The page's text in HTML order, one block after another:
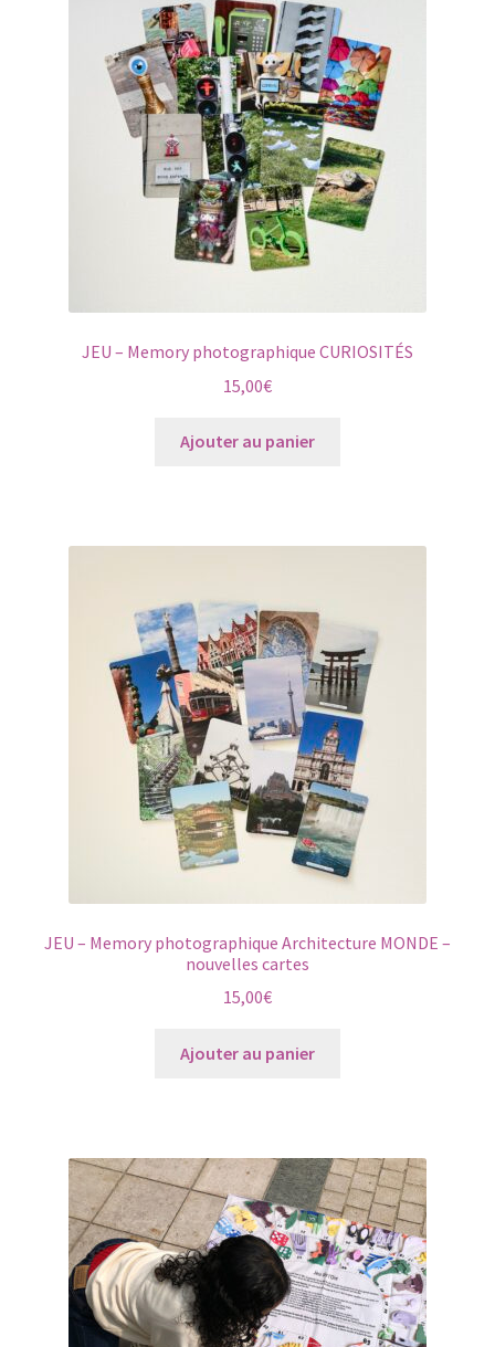
peuvent
être
choisies
sur
la
page
du
produit
JEU – Memory photographique CURIOSITÉS
15,00€
Ajouter au panier
JEU – Memory photographique Architecture MONDE –
nouvelles cartes
15,00€
Ajouter au panier